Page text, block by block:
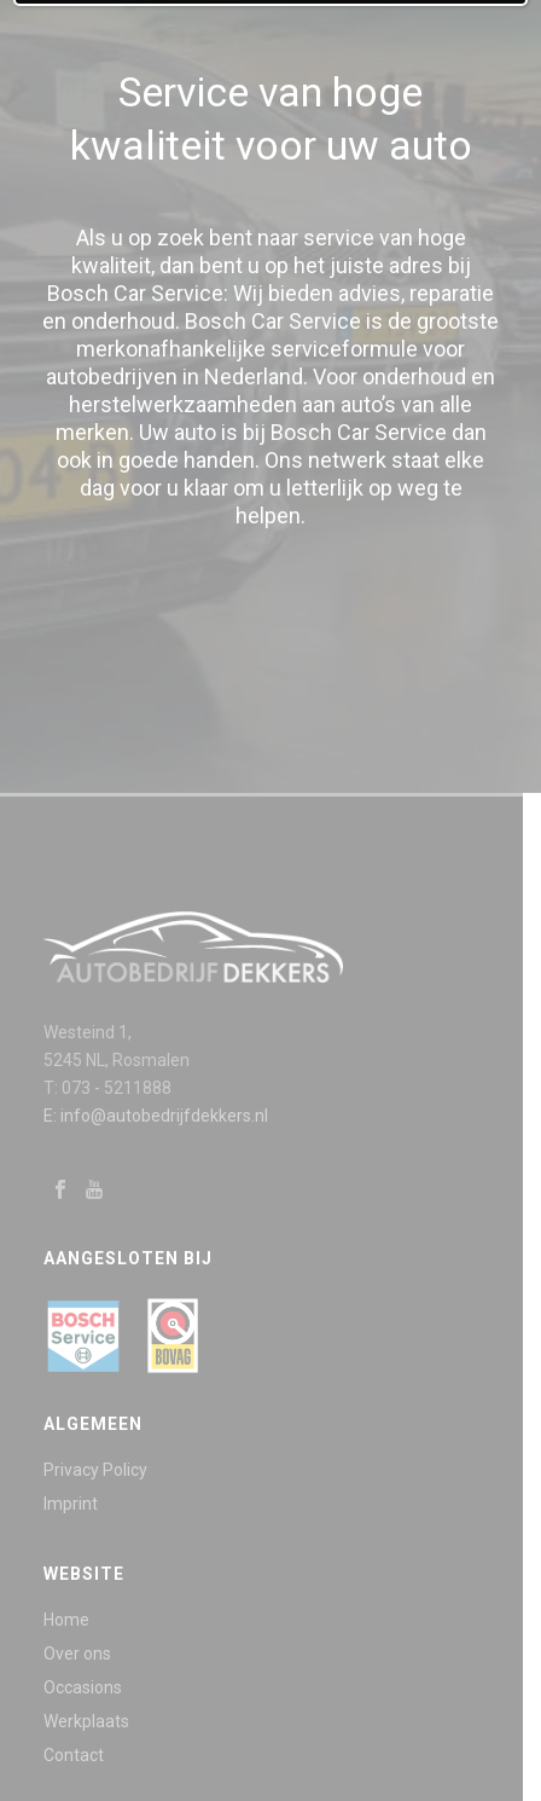
Service van hoge
kwaliteit voor uw auto
Als u op zoek bent naar service van hoge
kwaliteit, dan bent u op het juiste adres bij
Bosch Car Service: Wij bieden advies, reparatie
en onderhoud. Bosch Car Service is de grootste
merkonafhankelijke serviceformule voor
autobedrijven in Nederland. Voor onderhoud en
herstelwerkzaamheden aan auto’s van alle
merken. Uw auto is bij Bosch Car Service dan
ook in goede handen. Ons netwerk staat elke
dag voor u klaar om u letterlijk op weg te
helpen.
Westeind 1,
5245 NL, Rosmalen
T: 073 - 5211888
E: info@autobedrijfdekkers.nl
AANGESLOTEN BIJ
ALGEMEEN
Privacy Policy
Imprint
WEBSITE
Home
Over ons
Occasions
Werkplaats
Contact